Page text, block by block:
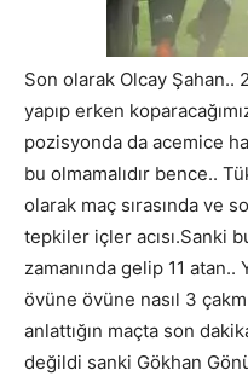
Son olarak Olcay
yapıp erken
pozisyonda da acemice
bu olmamalıdır bence..
olarak maç sırasında ve
tepkiler içler acısı.Sanki
zamanında gelip 11
övüne övüne nasıl 3
anlattığın maçta son
değildi sanki Gökhan